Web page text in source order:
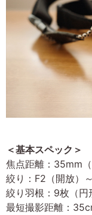
＜基本スペック＞
焦点距離：35mm
絞り：F2（開放）
絞り羽根：9枚（円
最短撮影距離：